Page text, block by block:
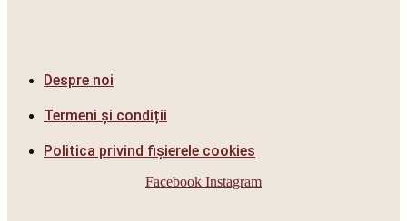
Despre noi
Termeni și condiții
Politica privind fișierele cookies
Facebook Instagram